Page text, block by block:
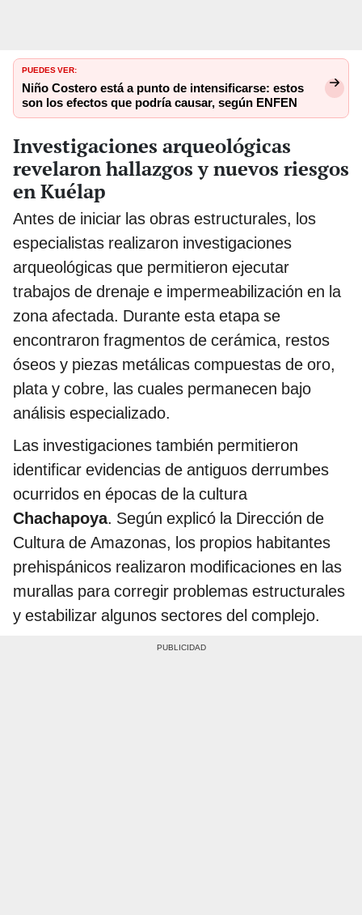
PUEDES VER:
Niño Costero está a punto de intensificarse: estos
son los efectos que podría causar, según ENFEN
Investigaciones arqueológicas
revelaron hallazgos y nuevos riesgos
en Kuélap
Antes de iniciar las obras estructurales, los
especialistas realizaron investigaciones
arqueológicas que permitieron ejecutar
trabajos de drenaje e impermeabilización en la
zona afectada. Durante esta etapa se
encontraron fragmentos de cerámica, restos
óseos y piezas metálicas compuestas de oro,
plata y cobre, las cuales permanecen bajo
análisis especializado.
Las investigaciones también permitieron
identificar evidencias de antiguos derrumbes
ocurridos en épocas de la cultura
Chachapoya. Según explicó la Dirección de
Cultura de Amazonas, los propios habitantes
prehispánicos realizaron modificaciones en las
murallas para corregir problemas estructurales
y estabilizar algunos sectores del complejo.